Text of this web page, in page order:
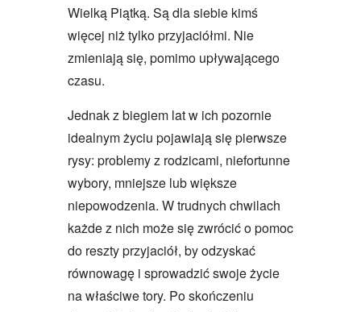
Wielką Piątką. Są dla siebie kimś
więcej niż tylko przyjaciółmi. Nie
zmieniają się, pomimo upływającego
czasu.
Jednak z biegiem lat w ich pozornie
idealnym życiu pojawiają się pierwsze
rysy: problemy z rodzicami, niefortunne
wybory, mniejsze lub większe
niepowodzenia. W trudnych chwilach
każde z nich może się zwrócić o pomoc
do reszty przyjaciół, by odzyskać
równowagę i sprowadzić swoje życie
na właściwe tory. Po skończeniu